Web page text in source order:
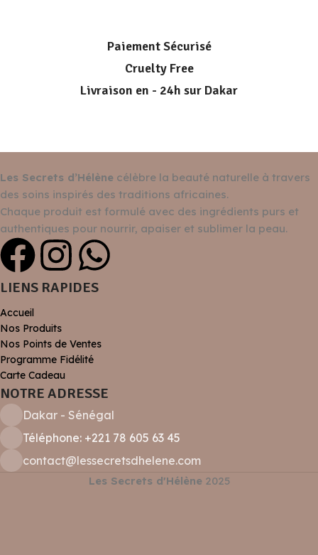
Paiement Sécurisé
Cruelty Free
Livraison en - 24h sur Dakar
Les Secrets d’Hélène célèbre la beauté naturelle à travers
des soins inspirés des traditions africaines.
Chaque produit est formulé avec des ingrédients purs et
authentiques pour nourrir, apaiser et sublimer la peau.
LIENS RAPIDES
Accueil
Nos Produits
Nos Points de Ventes
Programme Fidélité
Carte Cadeau
NOTRE ADRESSE
Dakar - Sénégal
Téléphone: +221 78 605 63 45
contact@lessecretsdhelene.com
Les Secrets d'Hélène2025